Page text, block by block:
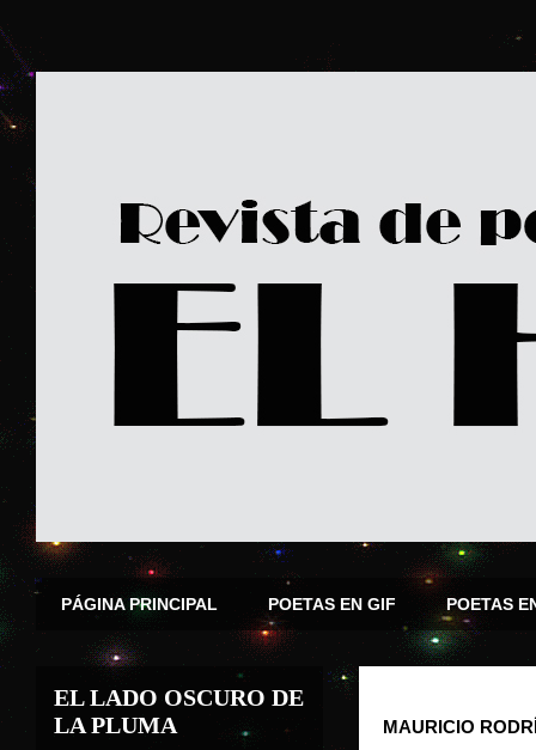
PÁGINA PRINCIPAL POETAS EN GIF POETAS
MAURICIO
EL LADO OSCURO DE
LA PLUMA